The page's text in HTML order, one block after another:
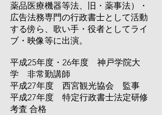
薬品医療機器等法、旧・薬事法）・
広告法務専門の行政書士として活動
する傍ら、歌い手・役者としてライ
ブ・映像等に出演。
平成25年度・26年度 神戸学院大
学 非常勤講師
平成27年度 西宮観光協会 監事
平成27年度 特定行政書士法定研修
考査 合格